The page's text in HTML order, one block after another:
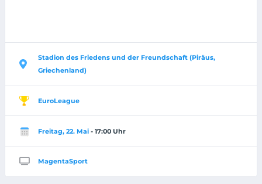
Stadion des Friedens und der Freundschaft (Piräus,
Griechenland)
EuroLeague
Freitag, 22. Mai - 17:00 Uhr
MagentaSport